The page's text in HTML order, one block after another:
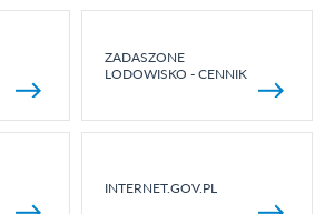
ZADASZONE
LODOWISKO - CENNIK
INTERNET.GOV.PL